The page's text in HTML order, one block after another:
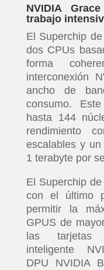
NVIDIA
trabajo
El Superchip
dos CPUs
forma
interconexión
ancho de
consumo.
hasta 144
rendimiento
escalables y
1 terabyte por
El Superchip
con el último
permitir la
GPUS de
las
inteligente
DPU NVIDIA